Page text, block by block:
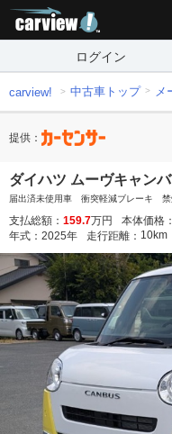
ログイン
carview! 中古車トップ メ
提供：
ダイハツ ムーヴキャン
届出済未使用車 衝突軽減ブレーキ 禁
支払総額： 159.7万円 本体価格：
年式： 2025年 走行距離： 10km